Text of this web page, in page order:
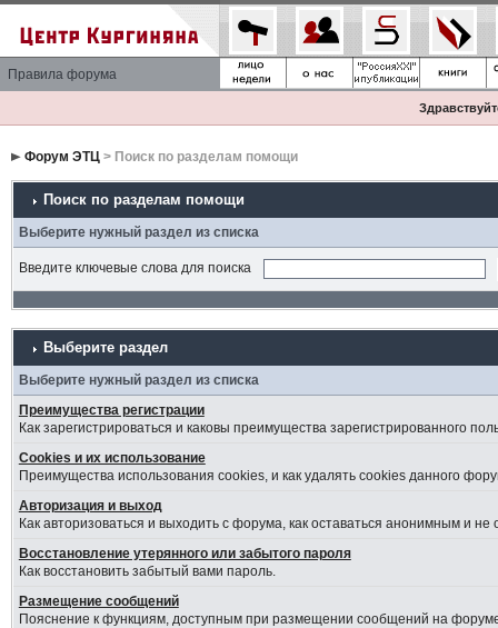
Правила форума
Форум ЭТЦ> Поиск по разделам помощи
Поиск по разделам помощи
Выберите нужный раздел из списка
Введите ключевые слова для поиска
Выберите раздел
Выберите нужный раздел из списка
Преимущества регистрации
Как зарегистрироваться и каковы преимущества зарегистрированного
Cookies и их использование
Преимущества использования cookies, и как удалять cookies данного
Авторизация и выход
Как авторизоваться и выходить с форума, как оставаться анонимным и
Восстановление утерянного или забытого пароля
Как восстановить забытый вами пароль.
Размещение сообщений
Пояснение к функциям, доступным при размещении сообщений на